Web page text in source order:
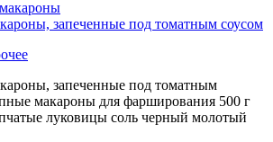
запеченные под томатным соусом
запеченные под томатным
макароны для фарширования 500 г
луковицы соль черный молотый